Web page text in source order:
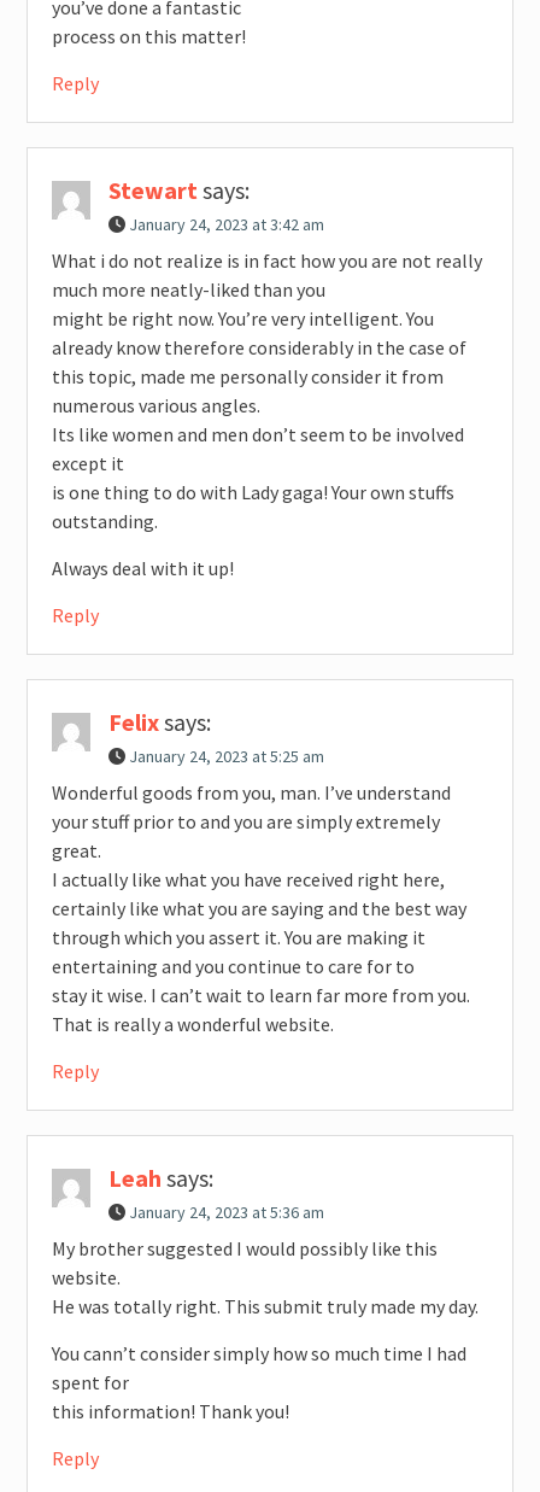
you’ve done a fantastic
process on this matter!
Reply
Stewart says:
January 24, 2023 at 3:42 am
What i do not realize is in fact how you are not really
much more neatly-liked than you
might be right now. You’re very intelligent. You
already know therefore considerably in the case of
this topic, made me personally consider it from
numerous various angles.
Its like women and men don’t seem to be involved
except it
is one thing to do with Lady gaga! Your own stuffs
outstanding.
Always deal with it up!
Reply
Felixsays:
January 24, 2023 at 5:25 am
Wonderful goods from you, man. I’ve understand
your stuff prior to and you are simply extremely
great.
I actually like what you have received right here,
certainly like what you are saying and the best way
through which you assert it. You are making it
entertaining and you continue to care for to
stay it wise. I can’t wait to learn far more from you.
That is really a wonderful website.
Reply
Leah says:
January 24, 2023 at 5:36 am
My brother suggested I would possibly like this
website.
He was totally right. This submit truly made my day.
You cann’t consider simply how so much time I had
spent for
this information! Thank you!
Reply